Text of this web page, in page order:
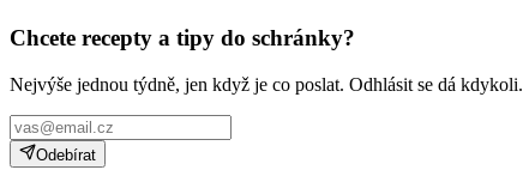
Chcete recepty a tipy do schránky?
Nejvýše jednou týdně, jen když je co poslat. Odhlásit se dá kdykoli.
Odebírat